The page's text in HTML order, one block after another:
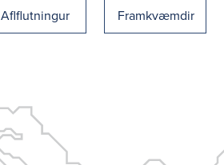
Aflflutningur Framkvæmdir